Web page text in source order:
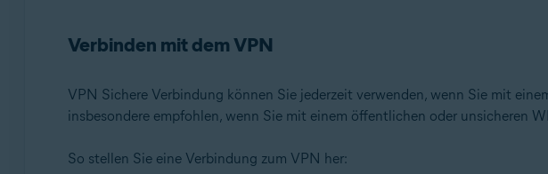
Verbinden mit dem VPN
VPN Sichere Verbindung können Sie jederzeit verwenden, wenn Sie mit
insbesondere empfohlen, wenn Sie mit einem öffentlichen oder unsicheren
So stellen Sie eine Verbindung zum VPN her: